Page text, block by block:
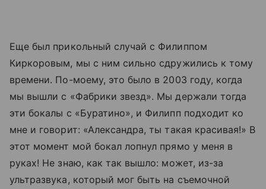
Еще был прикольный случай с Филиппом
Киркоровым, мы с ним сильно сдружились к тому
времени. По-моему, это было в 2003 году, когда
мы вышли с «Фабрики звезд». Мы держали тогда
эти бокалы с «Буратино», и Филипп подходит ко
мне и говорит: «Александра, ты такая красивая!» В
этот момент мой бокал лопнул прямо у меня в
руках! Не знаю, как так вышло: может, из-за
ультразвука, который мог быть на съемочной